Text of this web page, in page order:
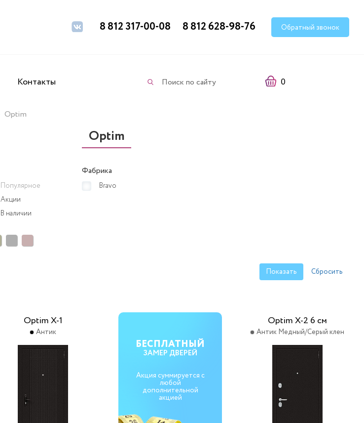
8 812 317-00-08 8 812 628-98-76 Обратный звонок
Контакты Поиск по сайту 0
Optim
Optim
Популярное
Акции
В наличии
Фабрика
Bravo
Optim X-1
Антик
БЕСПЛАТНЫЙ
ЗАМЕР ДВЕРЕЙ
Акция суммируется с
любой
дополнительной
акцией
Optim X-2 6 см
Антик Медный/Серый клен